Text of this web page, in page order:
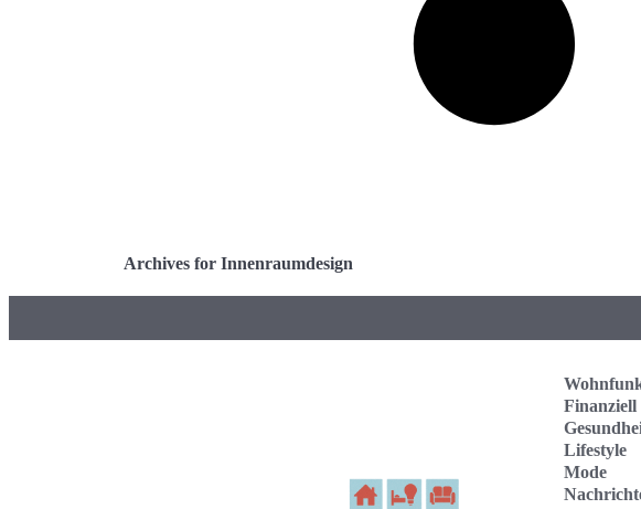
Archives for Innenraumdesign
Finanziell
Lifestyle
Mode